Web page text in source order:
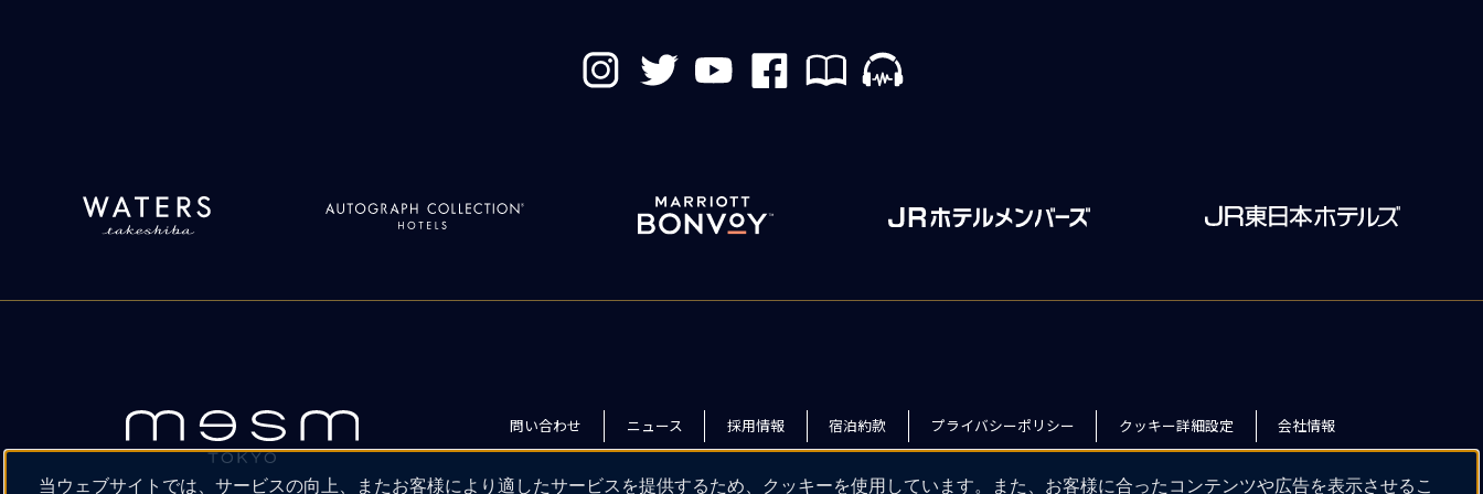
問い合わせ ニュース 採用情報 宿泊約款 プライバシーポリシー クッキー詳細設定 会社情報
当ウェブサイトでは、サービスの向上、またお客様により適したサービスを提供するため、クッキーを使用しています。また、お客様に合ったコンテンツや広告を表示させるこ